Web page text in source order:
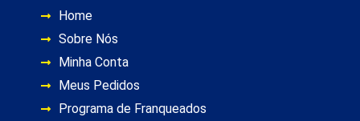
Home
Sobre Nós
Minha Conta
Meus Pedidos
Programa de Franqueados